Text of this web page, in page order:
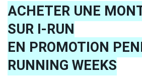
ACHETER UNE
SUR I-RUN
EN PROMOTION
RUNNING WEEKS